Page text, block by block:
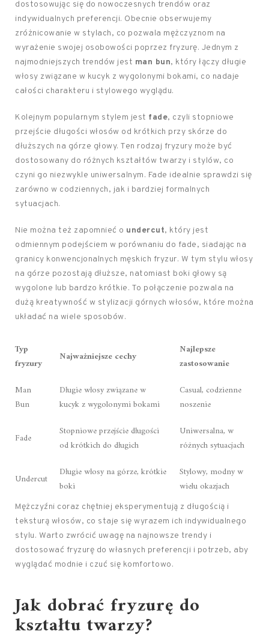
dostosowując się do nowoczesnych trendów oraz
indywidualnych preferencji. Obecnie obserwujemy
zróżnicowanie w stylach, co pozwala mężczyznom na
wyrażenie swojej osobowości poprzez fryzurę. Jednym z
najmodniejszych trendów jest man bun, który łączy długie
włosy związane w kucyk z wygolonymi bokami, co nadaje
całości charakteru i stylowego wyglądu.
Kolejnym popularnym stylem jest fade, czyli stopniowe
przejście długości włosów od krótkich przy skórze do
dłuższych na górze głowy. Ten rodzaj fryzury może być
dostosowany do różnych kształtów twarzy i stylów, co
czyni go niezwykle uniwersalnym. Fade idealnie sprawdzi się
zarówno w codziennych, jak i bardziej formalnych
sytuacjach.
Nie można też zapomnieć o undercut, który jest
odmiennym podejściem w porównaniu do fade, siadając na
granicy konwencjonalnych męskich fryzur. W tym stylu włosy
na górze pozostają dłuższe, natomiast boki głowy są
wygolone lub bardzo krótkie. To połączenie pozwala na
dużą kreatywność w stylizacji górnych włosów, które można
układać na wiele sposobów.
Typ
fryzury
Najważniejsze cechy
Najlepsze
zastosowanie
Man
Bun
Długie włosy związane w
kucyk z wygolonymi bokami
Casual, codzienne
noszenie
Fade
Stopniowe przejście długości
od krótkich do długich
Uniwersalna, w
różnych sytuacjach
Undercut
Długie włosy na górze, krótkie
boki
Stylowy, modny w
wielu okazjach
Mężczyźni coraz chętniej eksperymentują z długością i
teksturą włosów, co staje się wyrazem ich indywidualnego
stylu. Warto zwrócić uwagę na najnowsze trendy i
dostosować fryzurę do własnych preferencji i potrzeb, aby
wyglądać modnie i czuć się komfortowo.
Jak dobrać fryzurę do
kształtu twarzy?